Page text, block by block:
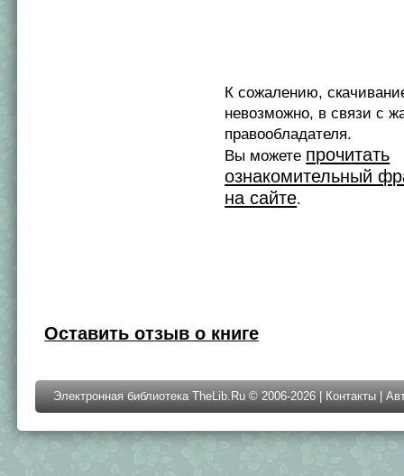
К сожалению,
невозможно, в связи с
правообладателя.
Вы можете прочитать
ознакомительный
на сайте.
Оставить отзыв о книге
Электронная библиотека TheLib.Ru © 2006-2026 | Контакты |